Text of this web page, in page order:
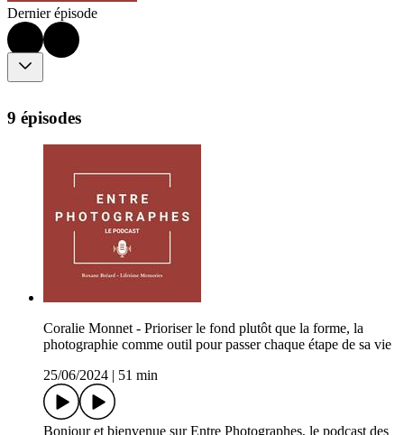
Dernier épisode
9 épisodes
Coralie Monnet - Prioriser le fond plutôt que la forme, la
photographie comme outil pour passer chaque étape de sa vie
25/06/2024
51 min
Bonjour et bienvenue sur Entre Photographes, le podcast des